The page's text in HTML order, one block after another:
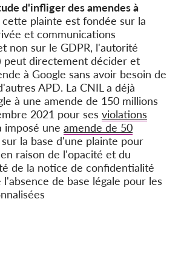
d'infliger des amendes à
cette plainte est fondée sur la
et communications
non sur le GDPR, l'autorité
peut directement décider et
à Google sans avoir besoin de
APD. La CNIL a déjà
à une amende de 150 millions
2021 pour ses violations
imposé une amende de 50
sur la base d'une plainte pour
raison de l'opacité et du
de la notice de confidentialité
de base légale pour les